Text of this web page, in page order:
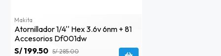
Makita
Atornillador 1/4'' Hex 3.6v 6nm + 81
Accesorios Df001dw
S/ 199.50 S/ 285.00